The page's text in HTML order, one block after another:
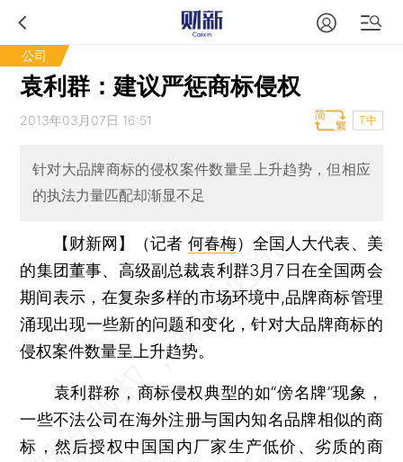
公司
袁利群：建议严惩商标侵权
2013年03月07日 16:51 T中
针对大品牌商标的侵权案件数量呈上升趋势，但相应
的执法力量匹配却渐显不足
【财新网】（记者 何春梅） 全国人大代表、美
的集团董事、高级副总裁袁利群3月7日在全国两会
期间表示，在复杂多样的市场环境中,品牌商标管理
涌现出现一些新的问题和变化，针对大品牌商标的
侵权案件数量呈上升趋势。
袁利群称，商标侵权典型的如“傍名牌”现象，
一些不法公司在海外注册与国内知名品牌相似的商
标，然后授权中国国内厂家生产低价、劣质的商